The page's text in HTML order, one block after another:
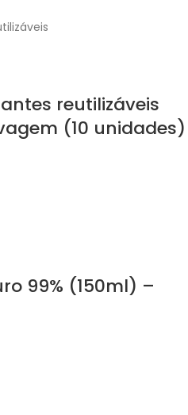
reutilizáveis
(10 unidades)
99% (150ml) –